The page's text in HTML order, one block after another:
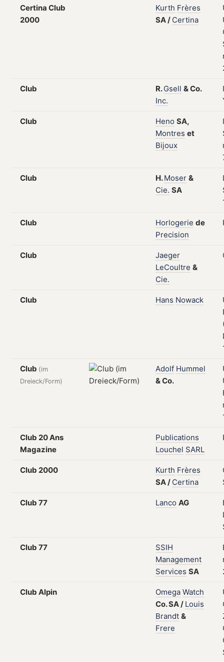
Certina Club
2000
Kurth Frères
SA/ Certina
Club R.Gsell &Co.
Inc.
Club Heno SA,
Montres et
Bijoux
Club H.Moser &
Cie. SA
Club Horlogerie de
Precision
Club
Jaeger
LeCoultre &
Cie.
Club Hans Nowack
Club (im
Dreieck/Form)
Adolf Hummel
&Co.
Club 20 Ans
Magazine
Publications
Louchel SARL
Club 2000 Kurth Frères
SA/ Certina
Club 77 Lanco AG
Club 77
SSIH
Management
Services SA
Club Alpin Omega Watch
Co.SA/ Louis
Brandt &
Frere